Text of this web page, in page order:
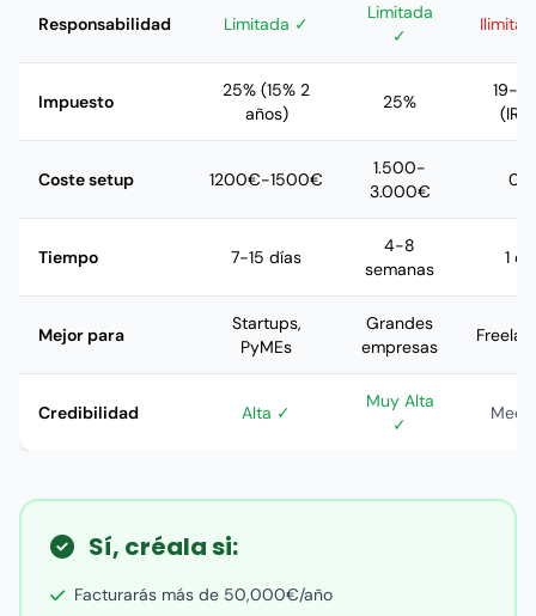
Responsabilidad Limitada ✓
Limitada
✓
Impuesto
25% (15% 2
años)
25%
19-
Coste setup 1200€-1500€
1.500-
3.000€
0€
Tiempo 7-15 días
4-8
semanas
1
Mejor para
Startups,
PyMEs
Grandes
empresas
Credibilidad Alta ✓
Muy Alta
✓
Sí, créala si:
Facturarás más de 50,000€/año